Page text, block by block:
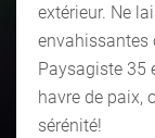
extérieur. Ne
envahissantes
Paysagiste 35
havre de paix,
sérénité!